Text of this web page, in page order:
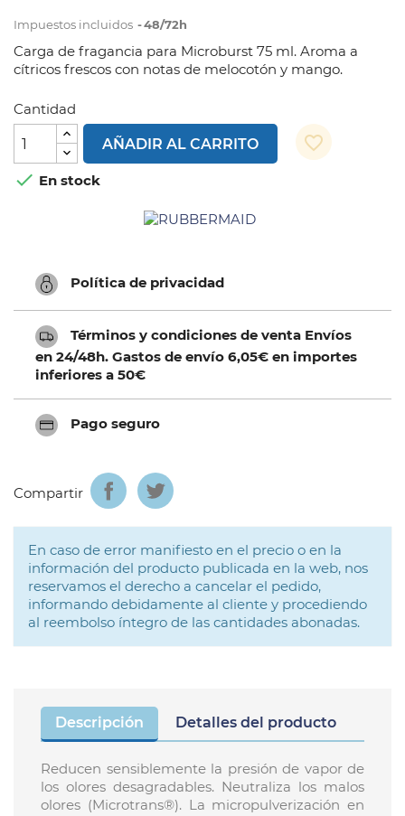
Impuestos incluidos 48/72h
Carga de fragancia para Microburst 75 ml. Aroma a
cítricos frescos con notas de melocotón y mango.
Cantidad
AÑADIR AL CARRITO
favorite_border
 En stock
Política de privacidad
Términos y condiciones de venta Envíos
en 24/48h. Gastos de envío 6,05€ en importes
inferiores a 50€
Pago seguro
Compartir
En caso de error manifiesto en el precio o en la
información del producto publicada en la web, nos
reservamos el derecho a cancelar el pedido,
informando debidamente al cliente y procediendo
al reembolso íntegro de las cantidades abonadas.
Descripción Detalles del producto
Reducen sensiblemente la presión de vapor de
los olores desagradables. Neutraliza los malos
olores (Microtrans®). La micropulverización en